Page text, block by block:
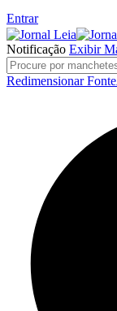
Entrar
Notificação Exibir
Redimensionar Fonte